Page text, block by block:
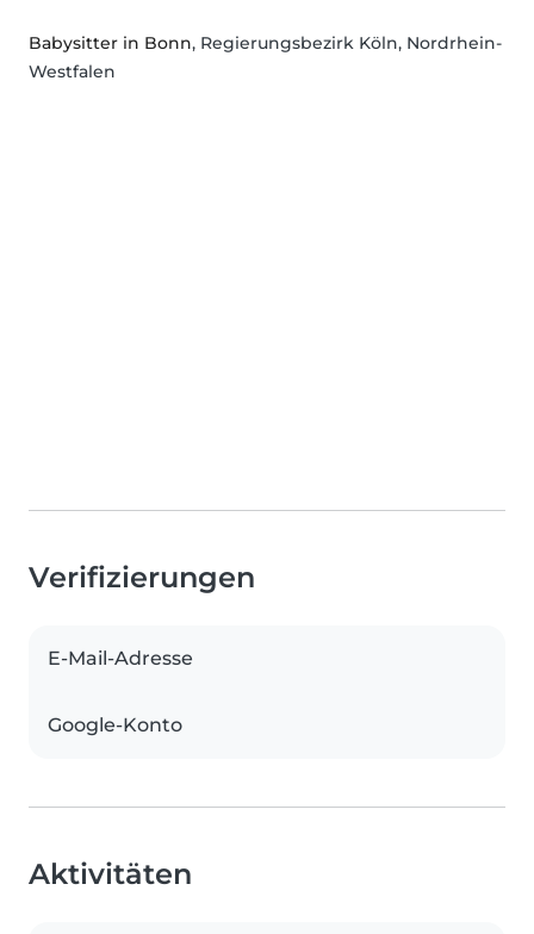
Babysitter in Bonn, Regierungsbezirk Köln, Nordrhein-
Westfalen
Verifizierungen
E-Mail-Adresse
Google-Konto
Aktivitäten